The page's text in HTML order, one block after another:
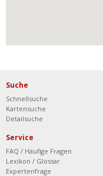
Suche
Schnellsuche
Kartensuche
Detailsuche
Service
FAQ / Häufige Fragen
Lexikon / Glossar
Expertenfrage